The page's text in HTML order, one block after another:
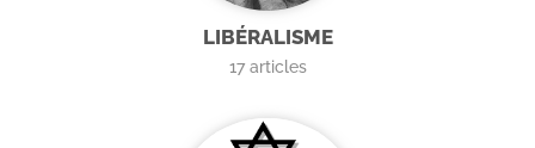
LIBÉRALISME
17articles